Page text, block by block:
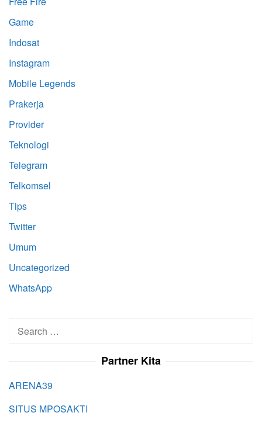
Game
Indosat
Instagram
Mobile Legends
Prakerja
Provider
Teknologi
Telegram
Telkomsel
Tips
Twitter
Umum
Uncategorized
WhatsApp
Search
Partner Kita
ARENA39
SITUS MPOSAKTI